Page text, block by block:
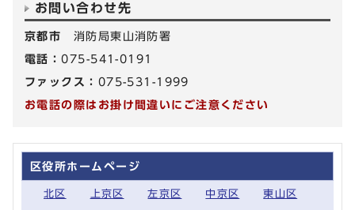
お問い合わせ先
京都市 消防局東山消防署
電話：075-541-0191
ファックス： 075-531-1999
お電話の際はお掛け間違いにご注意ください
区役所ホームページ
北区 上京区 左京区 中京区 東山区